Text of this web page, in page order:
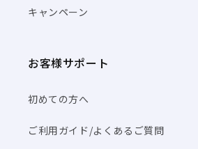
キャンペーン
お客様サポート
初めての方へ
ご利用ガイド/よくあるご質問